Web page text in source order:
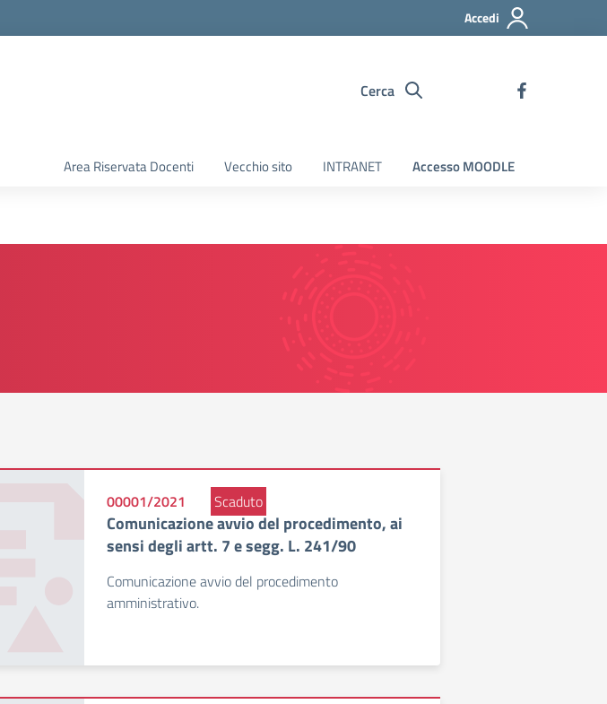
Accedi
Cerca
Area Riservata Docenti Vecchio sito INTRANET Accesso MOODLE
00001/2021 Scaduto
Comunicazione avvio del procedimento, ai
sensi degli artt. 7 e segg. L. 241/90
Comunicazione avvio del procedimento
amministrativo.